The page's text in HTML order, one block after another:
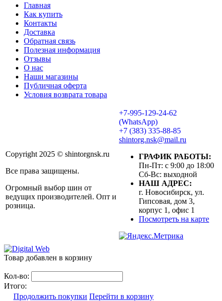
Главная
Как купить
Контакты
Доставка
Обратная связь
Полезная информация
Отзывы
О нас
Наши магазины
Публичная оферта
Условия возврата товара
Copyright 2025 © shintorgnsk.ru
Все права защищены.
Огромный выбор шин от
ведущих производителей. Опт и
розница.
+7-995-129-24-62
(WhatsApp)
+7 (383) 335-88-85
shintorg.nsk@mail.ru
ГРАФИК РАБОТЫ:
Пн-Пт: с 9:00 до 18:00
Сб-Вс: выходной
НАШ АДРЕС:
г. Новосибирск, ул.
Гипсовая, дом 3,
корпус 1, офис 1
Посмотреть на карте
Товар добавлен в корзину
Кол-во:
Итого:
Продолжить покупки Перейти в корзину